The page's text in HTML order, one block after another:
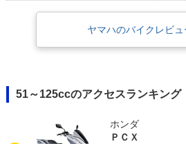
ヤマハのバイクレビュ
51～125ccのアクセスランキング
ホンダ
ＰＣＸ